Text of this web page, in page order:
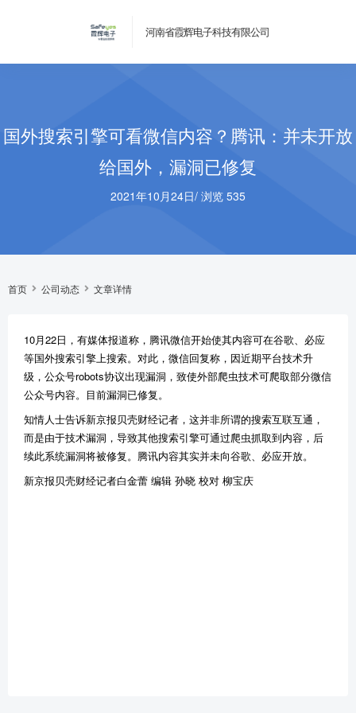
河南省霞辉电子科技有限公司
国外搜索引擎可看微信内容？腾讯：并未开放
给国外，漏洞已修复
2021年10月24日/ 浏览 535
首页 公司动态 文章详情
10月22日，有媒体报道称，腾讯微信开始使其内容可在谷歌、必应
等国外搜索引擎上搜索。对此，微信回复称，因近期平台技术升
级，公众号robots协议出现漏洞，致使外部爬虫技术可爬取部分微信
公众号内容。目前漏洞已修复。
知情人士告诉新京报贝壳财经记者，这并非所谓的搜索互联互通，
而是由于技术漏洞，导致其他搜索引擎可通过爬虫抓取到内容，后
续此系统漏洞将被修复。腾讯内容其实并未向谷歌、必应开放。
新京报贝壳财经记者白金蕾 编辑 孙晓 校对 柳宝庆